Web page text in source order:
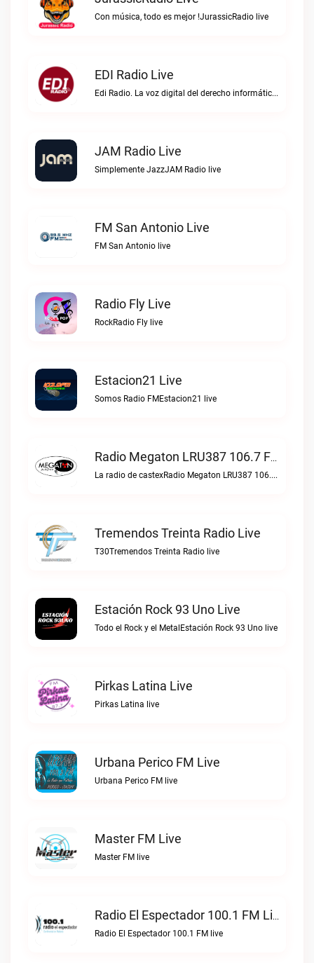
Con música, todo es mejor !JurassicRadio live
EDI Radio Live
Edi Radio. La voz digital del derecho informático en hispanoaméricaEDI Radio live
JAM Radio Live
Simplemente JazzJAM Radio live
FM San Antonio Live
FM San Antonio live
Radio Fly Live
RockRadio Fly live
Estacion21 Live
Somos Radio FMEstacion21 live
Radio Megaton LRU387 106.7 FM Live
La radio de castexRadio Megaton LRU387 106.7 FM live
Tremendos Treinta Radio Live
T30Tremendos Treinta Radio live
Estación Rock 93 Uno Live
Todo el Rock y el MetalEstación Rock 93 Uno live
Pirkas Latina Live
Pirkas Latina live
Urbana Perico FM Live
Urbana Perico FM live
Master FM Live
Master FM live
Radio El Espectador 100.1 FM Live
Radio El Espectador 100.1 FM live